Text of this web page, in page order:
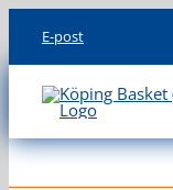
content
E-post